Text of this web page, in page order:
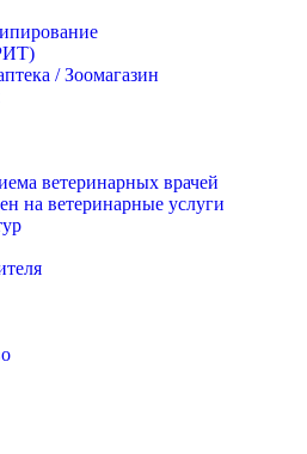
/ Зоомагазин
ветеринарных врачей
на ветеринарные услуги